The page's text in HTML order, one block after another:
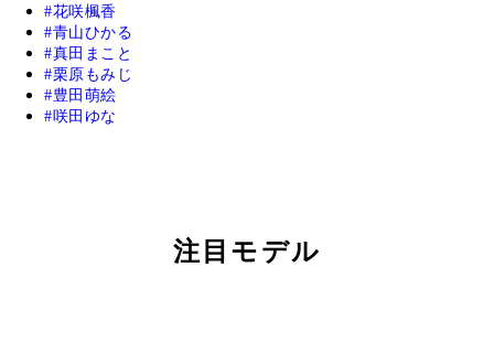
花咲楓香
青山ひかる
真田まこと
栗原もみじ
豊田萌絵
咲田ゆな
注目モデル